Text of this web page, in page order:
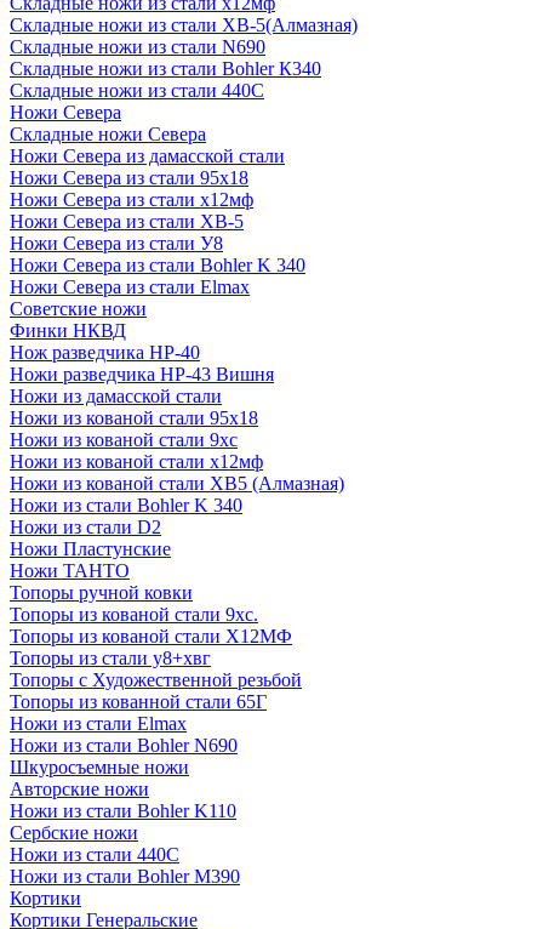
Складные ножи из стали ХВ-5(Алмазная)
Складные ножи из стали N690
Складные ножи из стали Bohler К340
Складные ножи из стали 440С
Ножи Севера
Складные ножи Севера
Ножи Севера из дамасской стали
Ножи Севера из стали 95х18
Ножи Севера из стали х12мф
Ножи Севера из стали ХВ-5
Ножи Севера из стали У8
Ножи Севера из стали Bohler K 340
Ножи Севера из стали Elmax
Советские ножи
Финки НКВД
Нож разведчика НР-40
Ножи разведчика НР-43 Вишня
Ножи из дамасской стали
Ножи из кованой стали 95х18
Ножи из кованой стали 9хс
Ножи из кованой стали х12мф
Ножи из кованой стали ХВ5 (Алмазная)
Ножи из стали Bohler K 340
Ножи из стали D2
Ножи Пластунские
Ножи ТАНТО
Топоры ручной ковки
Топоры из кованой стали 9хс.
Топоры из кованой стали Х12МФ
Топоры из стали у8+хвг
Топоры с Художественной резьбой
Топоры из кованной стали 65Г
Ножи из стали Elmax
Ножи из стали Bohler N690
Шкуросъемные ножи
Авторские ножи
Ножи из стали Bohler K110
Сербские ножи
Ножи из стали 440С
Ножи из стали Bohler M390
Кортики
Кортики Генеральские